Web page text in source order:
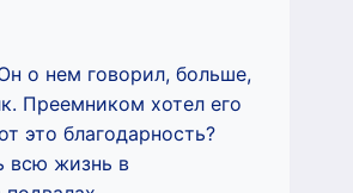
о нем говорил, больше,
Преемником хотел его
это благодарность?
всю жизнь в